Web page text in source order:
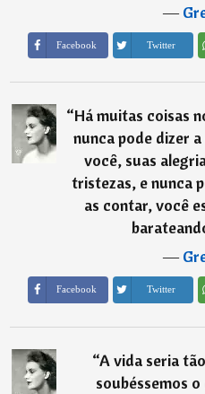
―
Facebook Twitter
“Há muitas coisas
nunca pode dizer
você, suas
tristezas, e nunca
as contar, você
―
Facebook Twitter
“A vida seria
soubéssemos